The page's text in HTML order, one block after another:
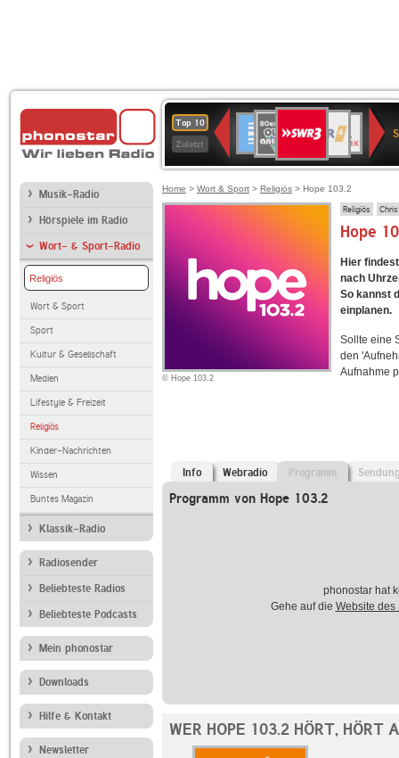
Top 10
Zuletzt
Deutschlandfunk
80er
90er
OLDIE
ANTENNE
4
KLASSIK
SWR
Kultur
NDR
2
Musik-Radio
Hörspiele im Radio
Wort- & Sport-Radio
Religiös
Wort & Sport
Sport
Kultur & Gesellschaft
Medien
Lifestyle & Freizeit
Religiös
Kinder-Nachrichten
Wissen
Buntes Magazin
Klassik-Radio
Radiosender
Beliebteste Radios
Beliebteste Podcasts
Mein phonostar
Downloads
Hilfe & Kontakt
Newsletter
Home > Wort & Sport > Religiös > Hope 103.2
© Hope 103.2
Religiös
Hope
Hier
nach
So kannst
einplanen.
Sollte eine
den
Aufnahme
Info Webradio Programm
Programm von Hope 103.2
phonostar hat
Gehe auf die Website des
WER HOPE 103.2 HÖRT, HÖRT